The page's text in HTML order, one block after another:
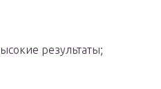
результаты;